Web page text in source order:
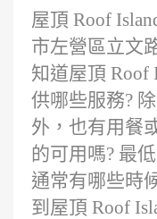
屋頂 Roof
市左營區立文
知道屋頂 Roof
供哪些服務?
外，也有用餐
的可用嗎? 最
通常有哪些時
到屋頂 Roof